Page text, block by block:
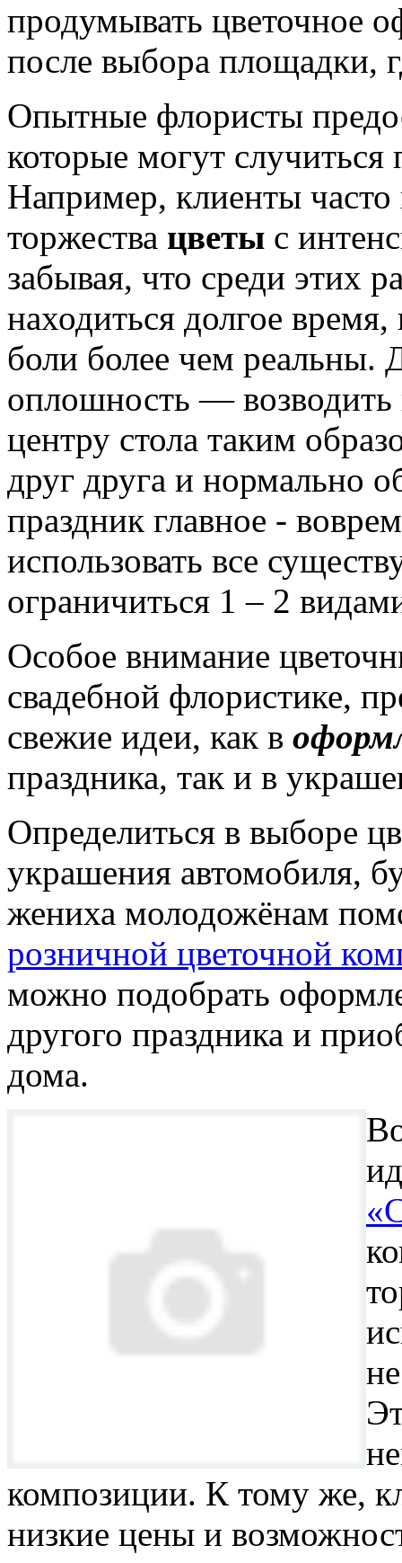
продумывать цветочное
после выбора площадки,
Опытные флористы
которые могут
Например, клиенты
торжества цветы с
забывая, что среди этих
находиться долгое
боли более чем реальны.
оплошность — возводить
центру стола таким
друг друга и нормально
праздник главное -
использовать все
ограничиться 1 – 2
Особое внимание
свадебной флористике,
свежие идеи, как в
праздника, так и в
Определиться в выборе
украшения автомобиля,
жениха молодожёнам
розничной цветочной
можно подобрать
другого праздника и
дома.
композиции. К тому же,
низкие цены и